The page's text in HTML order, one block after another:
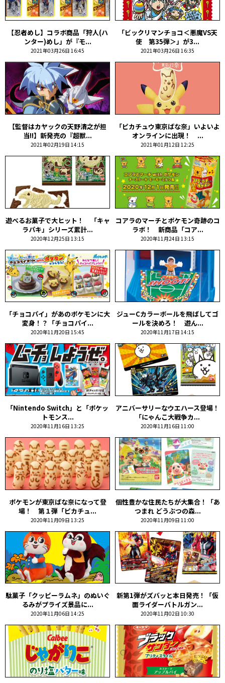
【忍者めし】コラボ商品「狩人(ハ
ンター)めし」が『モ...
2021年03月26日 16:45
「ビックリマンチョコ＜悪魔VS天
使 第35弾＞」が3...
2021年03月26日 16:35
【監督はカヤックの天野清之が担
当!!】新発売の『超獣...
2021年02月19日 14:15
「ピカチュウ東京ばな奈」いよいよ
オンラインに出現！ ...
2021年01月12日 12:25
遊べるお菓子で大ヒット！ 「キャ
ラパキ」シリーズ累計...
2020年12月25日 13:15
コアラのマーチとポケモン奇跡のコ
ラボ！ 新商品「コア...
2020年11月24日 13:15
「チョコパイ」があのポケモンに大
変身！？「チョコパイ...
2020年11月20日 15:45
ジューCカラーボールを飛ばしてゴ
ールを決めろ！ 遊ん...
2020年11月17日 14:15
「Nintendo Switch」と「ポケッ
トモンス...
2020年11月16日 13:25
アニバーサリーなウエハース登場！
「にゃんこ大戦争カ...
2020年11月16日 11:00
ポケモンが東京ばな奈になって登
場！ 第１弾「ピカチュ...
2020年11月09日 13:25
個性豊かな住民たちが大集合！「あ
つまれ どうぶつの森...
2020年11月09日 11:00
駄菓子「クッピーラムネ」のぬいぐ
るみがプライズ景品に...
2020年11月06日 14:25
新第1弾がズバッと本日発売！「仮
面ライダーバトルガン...
2020年11月02日 10:30